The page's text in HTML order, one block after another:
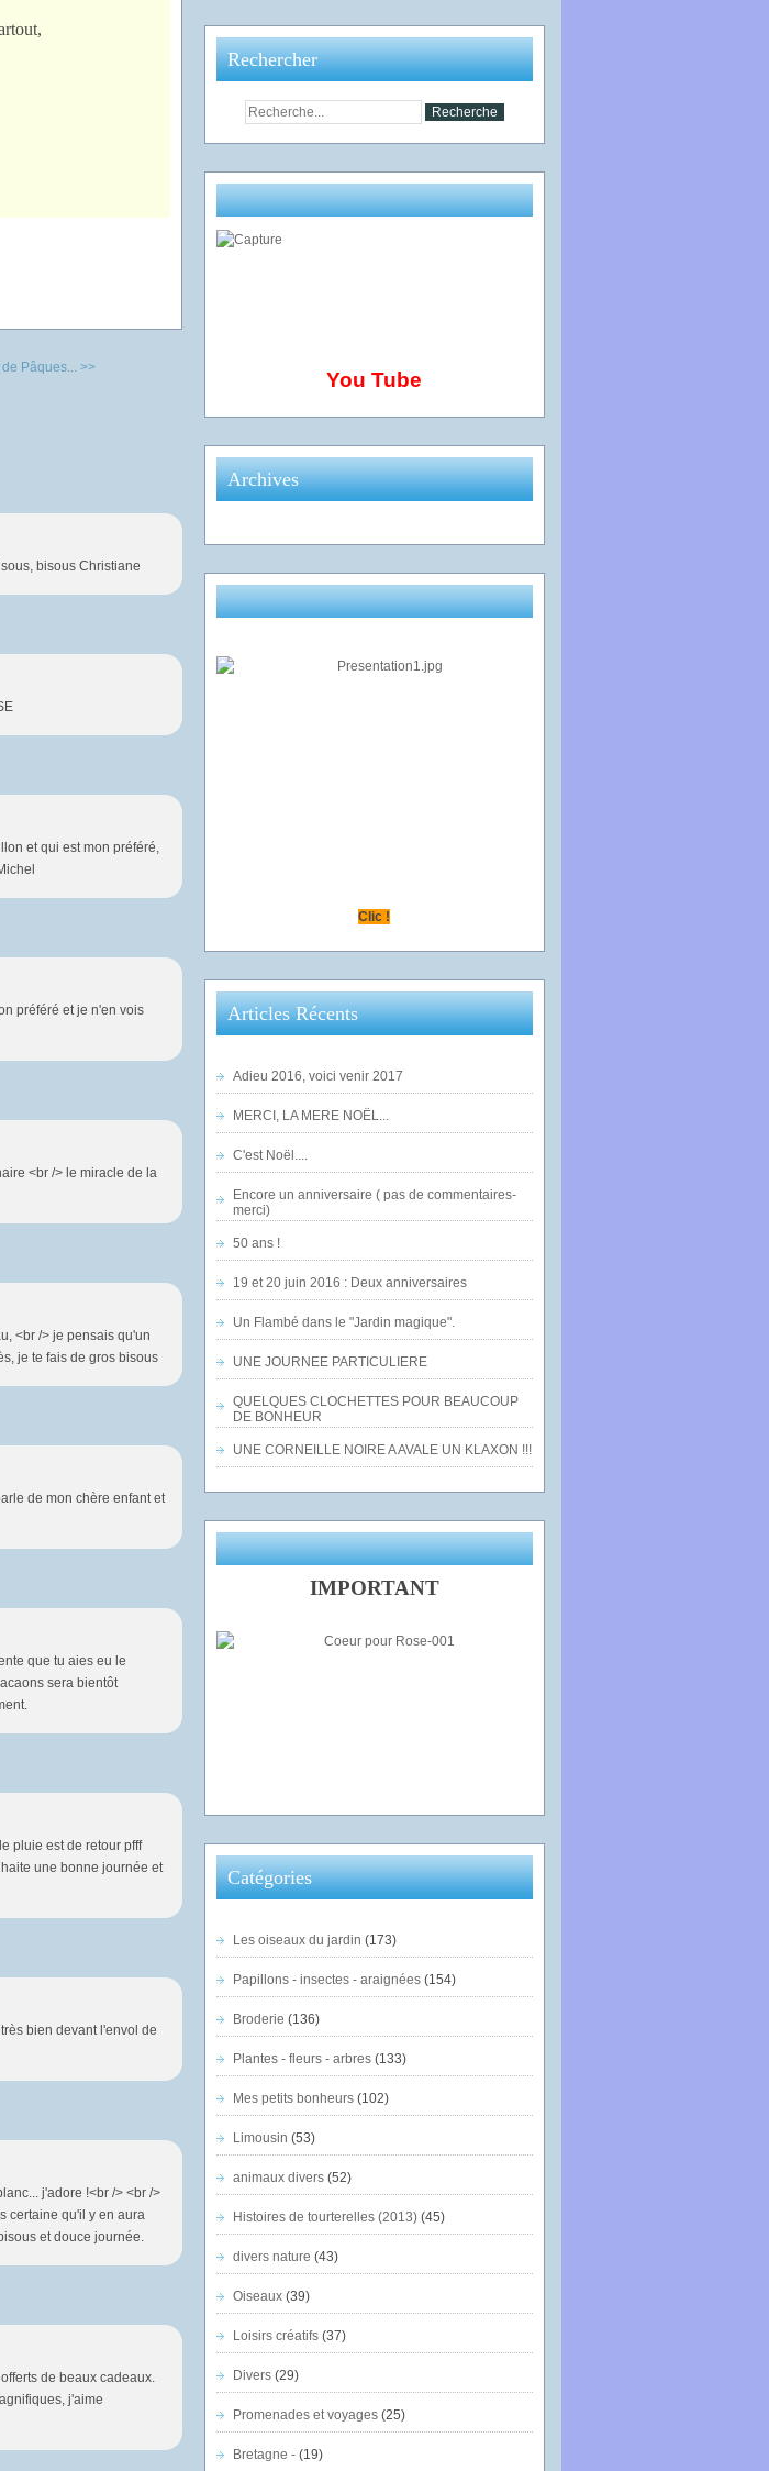
Pâques... >>
bisous Christiane
et qui est mon préféré,
préféré et je n'en vois
<br /> le miracle de la
<br /> je pensais qu'un
je te fais de gros bisous
de mon chère enfant et
que tu aies eu le
sera bientôt
pluie est de retour pfff
une bonne journée et
bien devant l'envol de
j'adore !<br /> <br />
certaine qu'il y en aura
et douce journée.
de beaux cadeaux.
j'aime
Rechercher
You Tube
Archives
Clic !
Articles Récents
Adieu 2016, voici venir 2017
MERCI, LA MERE NOËL...
C'est Noël....
Encore un anniversaire ( pas de commentaires-
merci)
50 ans !
19 et 20 juin 2016 : Deux anniversaires
Un Flambé dans le "Jardin magique".
UNE JOURNEE PARTICULIERE
QUELQUES CLOCHETTES POUR BEAUCOUP
DE BONHEUR
UNE CORNEILLE NOIRE A AVALE UN KLAXON !!!
IMPORTANT
Catégories
Les oiseaux du jardin (173)
Papillons - insectes - araignées(154)
Broderie (136)
Plantes - fleurs - arbres(133)
Mes petits bonheurs(102)
Limousin (53)
animaux divers(52)
Histoires de tourterelles (2013)(45)
divers nature (43)
Oiseaux(39)
Loisirs créatifs(37)
Divers(29)
Promenades et voyages(25)
Bretagne -(19)